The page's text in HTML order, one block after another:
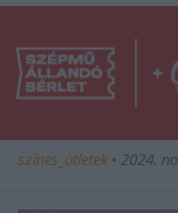
színes_ötletek • 2024.